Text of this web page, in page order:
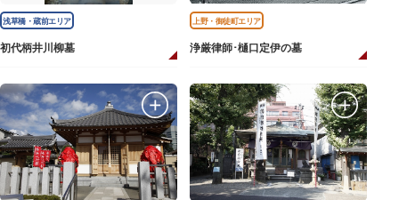
浅草橋・蔵前エリア
初代柄井川柳墓
上野・御徒町エリア
浄厳律師･樋口定伊の墓